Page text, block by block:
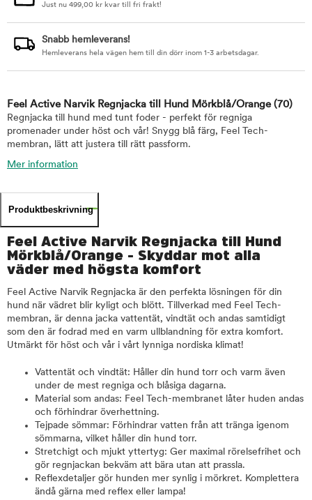
Just nu 499,00 kr kvar till fri frakt!
Snabb hemleverans!
Hemleverans hela vägen hem till din dörr inom 1-3 arbetsdagar.
Feel Active Narvik Regnjacka till Hund Mörkblå/Orange (70)
Regnjacka till hund med tunt foder - perfekt för regniga
promenader under höst och vår! Snygg blå färg, Feel Tech-
membran, lätt att justera till rätt passform.
Mer information
Produktbeskrivning
Feel Active Narvik Regnjacka till Hund
Mörkblå/Orange - Skyddar mot alla
väder med högsta komfort
Feel Active Narvik Regnjacka är den perfekta lösningen för din
hund när vädret blir kyligt och blött. Tillverkad med Feel Tech-
membran, är denna jacka vattentät, vindtät och andas samtidigt
som den är fodrad med en varm ullblandning för extra komfort.
Utmärkt för höst och vår i vårt lynniga nordiska klimat!
Vattentät och vindtät: Håller din hund torr och varm även
under de mest regniga och blåsiga dagarna.
Material som andas: Feel Tech-membranet låter huden andas
och förhindrar överhettning.
Tejpade sömmar: Förhindrar vatten från att tränga igenom
sömmarna, vilket håller din hund torr.
Stretchigt och mjukt yttertyg: Ger maximal rörelsefrihet och
gör regnjackan bekväm att bära utan att prassla.
Reflexdetaljer gör hunden mer synlig i mörkret. Komplettera
ändå gärna med reflex eller lampa!